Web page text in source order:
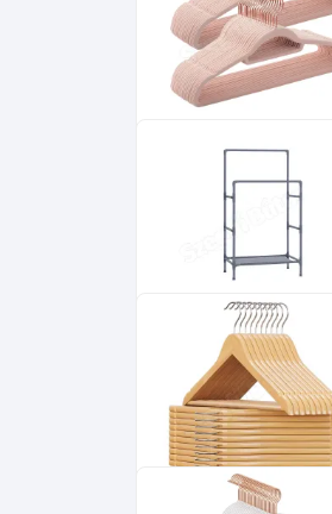
12
csúszásmentes
50 db, rózsaszín, rozé
13
Ruhaállvány két
szürke 88x44x154cm
13
Vállfa készlet 20 db